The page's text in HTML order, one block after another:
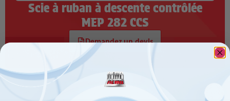
Scie à ruban à descente contrôlée
MEP 282 CCS
Demandez un devis